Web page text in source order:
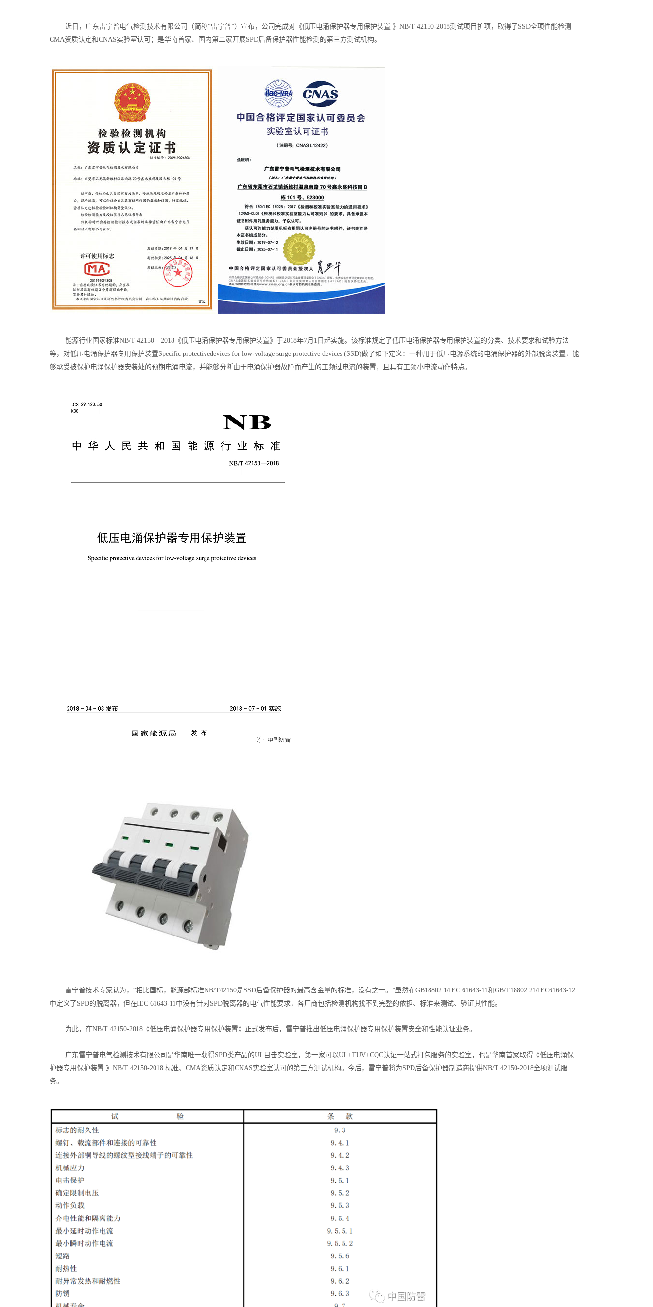
近日，广东雷宁普电气检测技术有限公司（简称“雷宁普”）宣布，公司完成对《低压电涌保护器专用保护装置 》NB/T 42150-2018测试项目扩项，取得了SSD全项性能检测
CMA资质认定和CNAS实验室认可；是华南首家、国内第二家开展SPD后备保护器性能检测的第三方测试机构。
能源行业国家标准NB/T 42150—2018《低压电涌保护器专用保护装置》于2018年7月1日起实施。该标准规定了低压电涌保护器专用保护装置的分类、技术要求和试验方法
等，对低压电涌保护器专用保护装置Specific protectivedevices for low-voltage surge protective devices (SSD)做了如下定义： 一种用于低压电源系统的电涌保护器的外部脱离装置，能
够承受被保护电涌保护器安装处的预期电涌电流，并能够分断由于电涌保护器故障而产生的工频过电流的装置，且具有工频小电流动作特点。
雷宁普技术专家认为，“相比国标，能源部标准NB/T42150是SSD后备保护器的最高含金量的标准，没有之一。 ”虽然在GB18802.1/IEC 61643-11和GB/T18802.21/IEC61643-12
中定义了SPD的脱离器，但在IEC 61643-11中没有针对SPD脱离器的电气性能要求，各厂商包括检测机构找不到完整的依据、标准来测试、验证其性能。
为此，在NB/T 42150-2018《低压电涌保护器专用保护装置》正式发布后，雷宁普推出低压电涌保护器专用保护装置安全和性能认证业务。
广东雷宁普电气检测技术有限公司是华南唯一获得SPD类产品的UL目击实验室，第一家可以UL+TUV+CQC认证一站式打包服务的实验室，也是华南首家取得《低压电涌保
护器专用保护装置 》NB/T 42150-2018 标准、CMA资质认定和CNAS实验室认可的第三方测试机构。今后，雷宁普将为SPD后备保护器制造商提供NB/T 42150-2018全项测试服
务。